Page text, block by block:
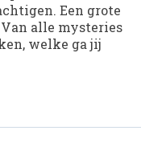
Een grote
alle mysteries
welke ga jij